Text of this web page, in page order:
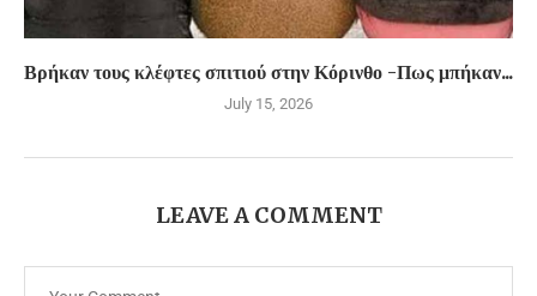
Βρήκαν τους κλέφτες σπιτιού στην Κόρινθο -Πως μπήκαν...
July 15, 2026
LEAVE A COMMENT